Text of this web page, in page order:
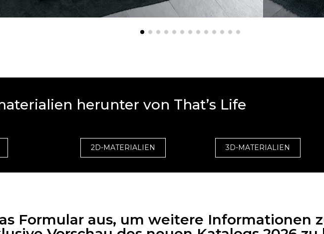
herunter von That’s Life
2D-MATERIALIEN 3D-MATERIALIEN
Formular aus, um weitere Informationen